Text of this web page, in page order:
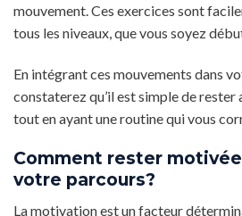
mouvement. Ces exercices sont
tous les niveaux, que vous soyez
En intégrant ces mouvements dans
constaterez qu’il est simple de
tout en ayant une routine qui vous
Comment rester
votre parcours?
La motivation est un facteur